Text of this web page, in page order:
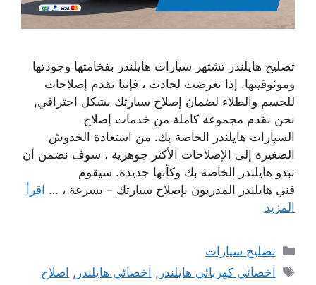
تصليح هايلندر تشتهر سيارات هايلندر بفخامتها وجودتها
وموثوقيتها. إذا تعرضت لحادث ، فإننا نقدم إصلاحات
للجسم والطلاء لضمان إصلاح سيارتك بشكل احترافي,
نحن نقدم مجموعة كاملة من خدمات إصلاح
السيارات هايلندر الخاصة بك. من استعادة الخدوش
الصغيرة إلى الإصلاحات الأكثر جوهرية ، سوف نضمن أن
تبدو هايلندر الخاصة بك وكأنها جديدة. سيقوم
فني هايلندر المدربون بإصلاح سيارتك – بسرعة ، … اقرأ
المزيد
التصنيفات
تصليح سيارات
الوسوم
اخصائي كهربائي هايلندر , اخصائي هايلندر , اصلاح